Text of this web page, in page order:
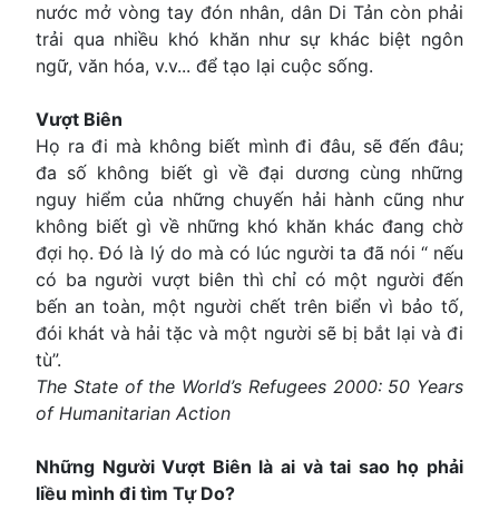
nước mở vòng tay đón nhân, dân Di Tản còn phải
trải qua nhiều khó khăn như sự khác biệt ngôn
ngữ, văn hóa, v.v... để tạo lại cuộc sống.
Vượt Biên
Họ ra đi mà không biết mình đi đâu, sẽ đến đâu;
đa số không biết gì về đại dương cùng những
nguy hiểm của những chuyến hải hành cũng như
không biết gì về những khó khăn khác đang chờ
đợi họ. Ðó là lý do mà có lúc người ta đã nói “ nếu
có ba người vượt biên thì chỉ có một người đến
bến an toàn, một người chết trên biển vì bảo tố,
đói khát và hải tặc và một người sẽ bị bắt lại và đi
tù”.
The State of the World’s Refugees 2000: 50 Years
of Humanitarian Action
Những Người Vượt Biên là ai và tai sao họ phải
liều mình đi tìm Tự Do?